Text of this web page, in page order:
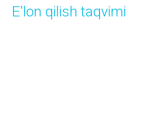
E'lon qilish taqvimi